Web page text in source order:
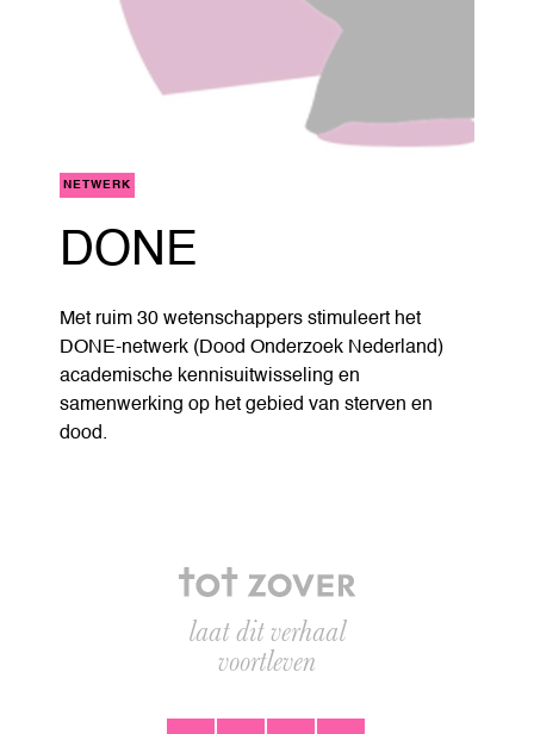
NETWERK
DONE
Met ruim 30 wetenschappers stimuleert het
DONE-netwerk (Dood Onderzoek Nederland)
academische kennisuitwisseling en
samenwerking op het gebied van sterven en
dood.
laat dit verhaal
voortleven